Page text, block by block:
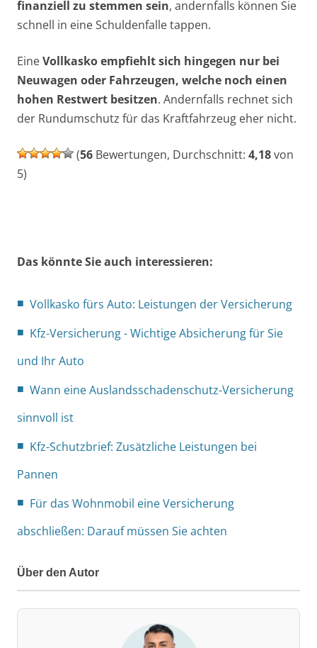
finanziell zu stemmen sein, andernfalls können Sie
schnell in eine Schuldenfalle tappen.
EineVollkasko empfiehlt sich hingegen nur bei
Neuwagen oder Fahrzeugen, welche noch einen
hohen Restwert besitzen. Andernfalls rechnet sich
der Rundumschutz für das Kraftfahrzeug eher nicht.
(56 Bewertungen, Durchschnitt: 4,18von
5)
Das könnte Sie auch interessieren:
Vollkasko fürs Auto: Leistungen der Versicherung
Kfz-Versicherung - Wichtige Absicherung für Sie
und Ihr Auto
Wann eine Auslandsschadenschutz-Versicherung
sinnvoll ist
Kfz-Schutzbrief: Zusätzliche Leistungen bei
Pannen
Für das Wohnmobil eine Versicherung
abschließen: Darauf müssen Sie achten
Über den Autor